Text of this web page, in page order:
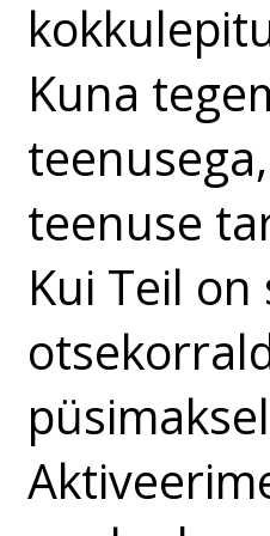
Kuna
teenuse
Kui Teil